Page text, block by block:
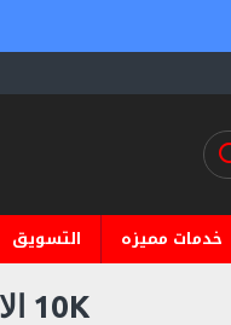
خدمات مميزه التسويق
10K الاف متابع خليجي حقيقي متفاعل - انستقرام